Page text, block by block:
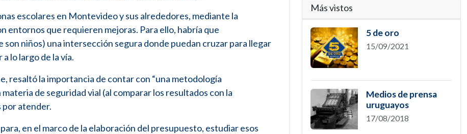
escolares en Montevideo y sus alrededores, mediante la
entornos que requieren mejoras. Para ello, habría que
niños) una intersección segura donde puedan cruzar para llegar
lo largo de la vía.
resaltó la importancia de contar con “una metodología
de seguridad vial (al comparar los resultados con la
por atender.
en el marco de la elaboración del presupuesto, estudiar esos
Más vistos
5 de oro
15/09/2021
Medios de prensa
uruguayos
17/08/2018